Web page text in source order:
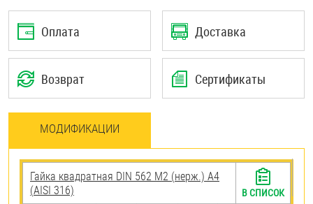
Оплата Доставка
Возврат Сертификаты
МОДИФИКАЦИИ
Гайка квадратная DIN 562 М2 (нерж.) A4
(AISI 316)
В СПИСОК